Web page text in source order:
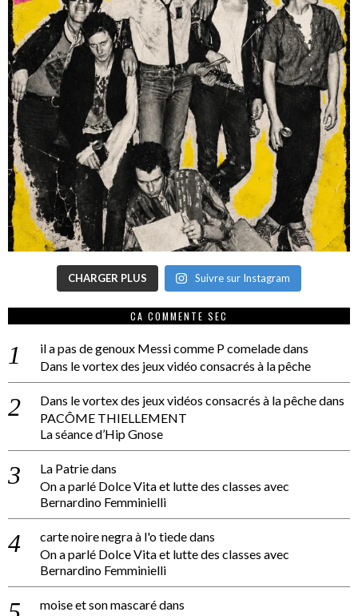
CHARGER PLUS Suivre sur Instagram
CA COMMENTE SEC
il a pas de genoux Messi comme P comeladedans
Dans le vortex des jeux vidéo consacrés à la pêche
Dans le vortex des jeux vidéos consacrés à la pêchedans
PACÔME THIELLEMENT
La séance d’Hip Gnose
La Patriedans
On a parlé Dolce Vita et lutte des classes avec
Bernardino Femminielli
carte noire negra à l'o tiededans
On a parlé Dolce Vita et lutte des classes avec
Bernardino Femminielli
moise et son mascarédans